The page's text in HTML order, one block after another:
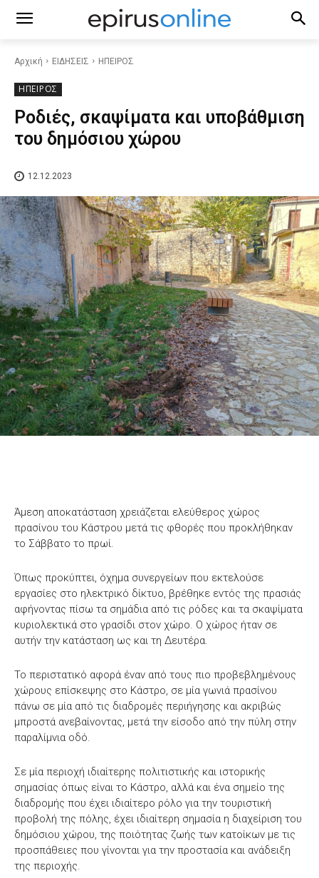
Αρχική ΕΙΔΗΣΕΙΣ ΗΠΕΙΡΟΣ
ΗΠΕΙΡΟΣ
Ροδιές, σκαψίματα και υποβάθμιση
του δημόσιου χώρου
12.12.2023
Άμεση αποκατάσταση χρειάζεται ελεύθερος χώρος
πρασίνου του Κάστρου μετά τις φθορές που προκλήθηκαν
το Σάββατο το πρωί.
Όπως προκύπτει, όχημα συνεργείων που εκτελούσε
εργασίες στο ηλεκτρικό δίκτυο, βρέθηκε εντός της πρασιάς
αφήνοντας πίσω τα σημάδια από τις ρόδες και τα σκαψίματα
κυριολεκτικά στο γρασίδι στον χώρο. Ο χώρος ήταν σε
αυτήν την κατάσταση ως και τη Δευτέρα.
Το περιστατικό αφορά έναν από τους πιο προβεβλημένους
χώρους επίσκεψης στο Κάστρο, σε μία γωνιά πρασίνου
πάνω σε μία από τις διαδρομές περιήγησης και ακριβώς
μπροστά ανεβαίνοντας, μετά την είσοδο από την πύλη στην
παραλίμνια οδό.
Σε μία περιοχή ιδιαίτερης πολιτιστικής και ιστορικής
σημασίας όπως είναι το Κάστρο, αλλά και ένα σημείο της
διαδρομής που έχει ιδιαίτερο ρόλο για την τουριστική
προβολή της πόλης, έχει ιδιαίτερη σημασία η διαχείριση του
δημόσιου χώρου, της ποιότητας ζωής των κατοίκων με τις
προσπάθειες που γίνονται για την προστασία και ανάδειξη
της περιοχής.